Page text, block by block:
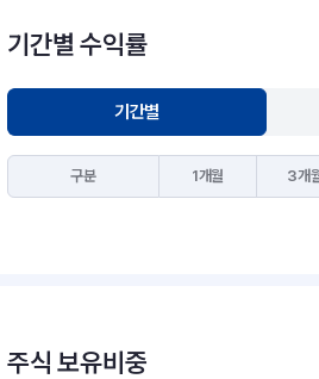
기간별 수익률
기간별
구분 1개월 3개
주식 보유비중